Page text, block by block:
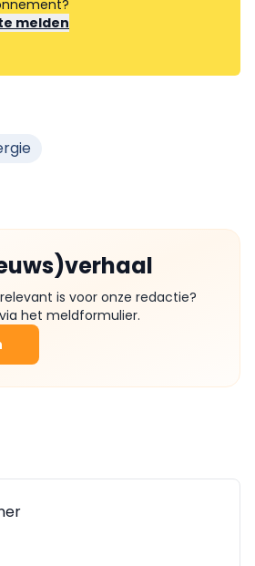
melden
is voor onze redactie?
het meldformulier.